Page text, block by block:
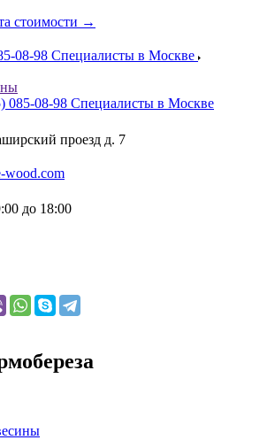
стоимости →
08-98 Специалисты в Москве
085-08-98 Специалисты в Москве
проезд д. 7
wood.com
до 18:00